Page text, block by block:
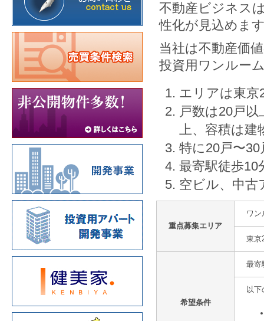
不動産ビジネス
性化が見込めま
当社は不動産価
投資用ワンルー
エリアは東京
戸数は20戸
上、容積は建
特に20戸〜
最寄駅徒歩10
空ビル、中古
重点募集エリア
ワン
東京
希望条件
最寄
以